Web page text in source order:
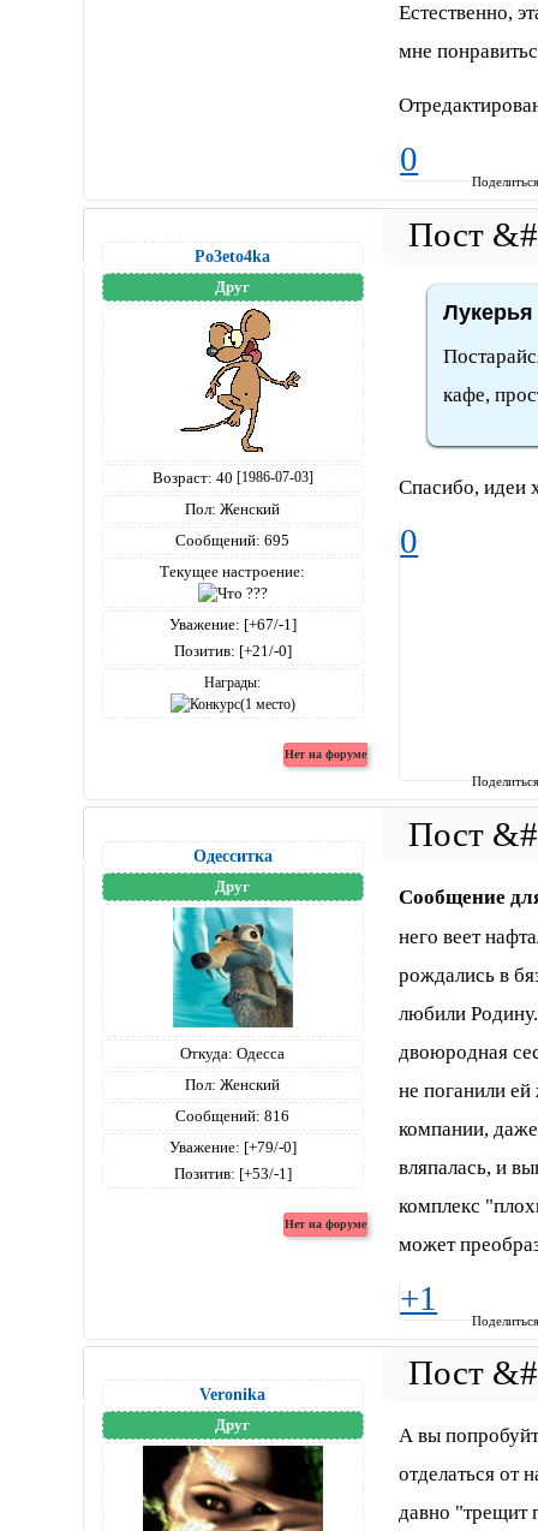
Естественно,
мне
0
Po3eto4ka
Друг
Возраст: 40 [1986-07-03]
Пол: Женский
Сообщений: 695
Текущее настроение:
Уважение: [+67/-1]
Позитив: [+21/-0]
Награды:
Лукерья
кафе,
Спасибо, идеи
0
Одесситка
Друг
Откуда: Одесса
Пол: Женский
Сообщений: 816
Уважение: [+79/-0]
Позитив: [+53/-1]
Сообщение
него веет
рождались в
любили
двоюродная
не поганили
компании,
вляпалась, и
комплекс
может
+1
Veronika
Друг
А вы
отделаться от
давно "трещит